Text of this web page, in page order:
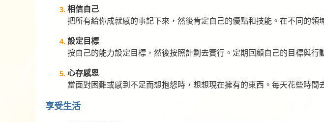
相信自己
把所有給你成就感的事記下來，然後肯定自己的優點和技能。在不同的領
設定目標
按自己的能力設定目標，然後按照計劃去實行。定期回顧自己的目標與行
心存感恩
當面對困難或感到不足而想抱怨時，想想現在擁有的東西。每天花些時間
享受生活